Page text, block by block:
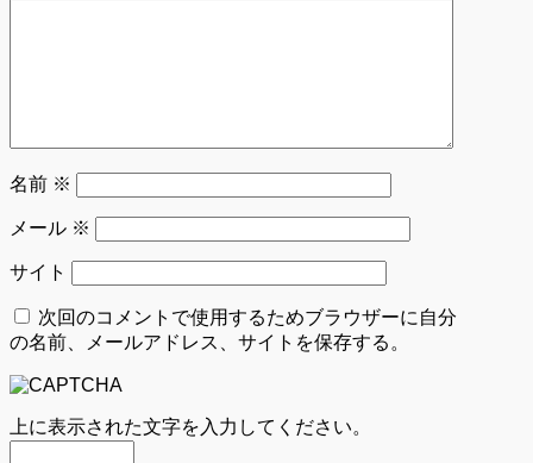
名前 ※
メール ※
サイト
次回のコメントで使用するためブラウザーに自分
の名前、メールアドレス、サイトを保存する。
上に表示された文字を入力してください。